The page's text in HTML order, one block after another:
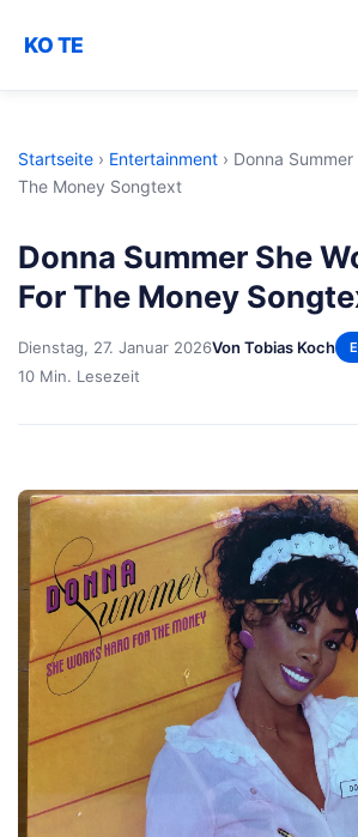
KO TE
Startseite › Entertainment › Donna
The Money Songtext
Donna Summer She
For The Money
Dienstag, 27. Januar 2026Von Tobias Koch
10 Min. Lesezeit